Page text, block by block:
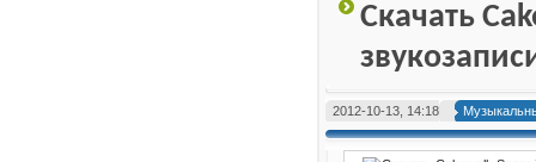
Скачать
2012-10-13, 14:18